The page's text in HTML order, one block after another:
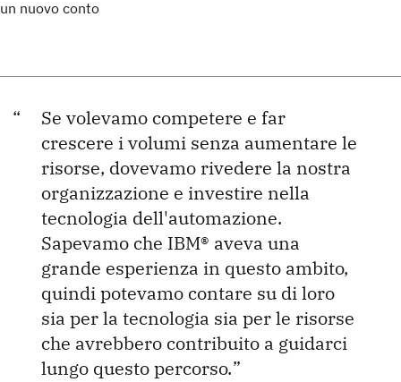
un nuovo conto
Se volevamo competere e far
crescere i volumi senza aumentare le
risorse, dovevamo rivedere la nostra
organizzazione e investire nella
tecnologia dell'automazione.
Sapevamo che IBM® aveva una
grande esperienza in questo ambito,
quindi potevamo contare su di loro
sia per la tecnologia sia per le risorse
che avrebbero contribuito a guidarci
lungo questo percorso.